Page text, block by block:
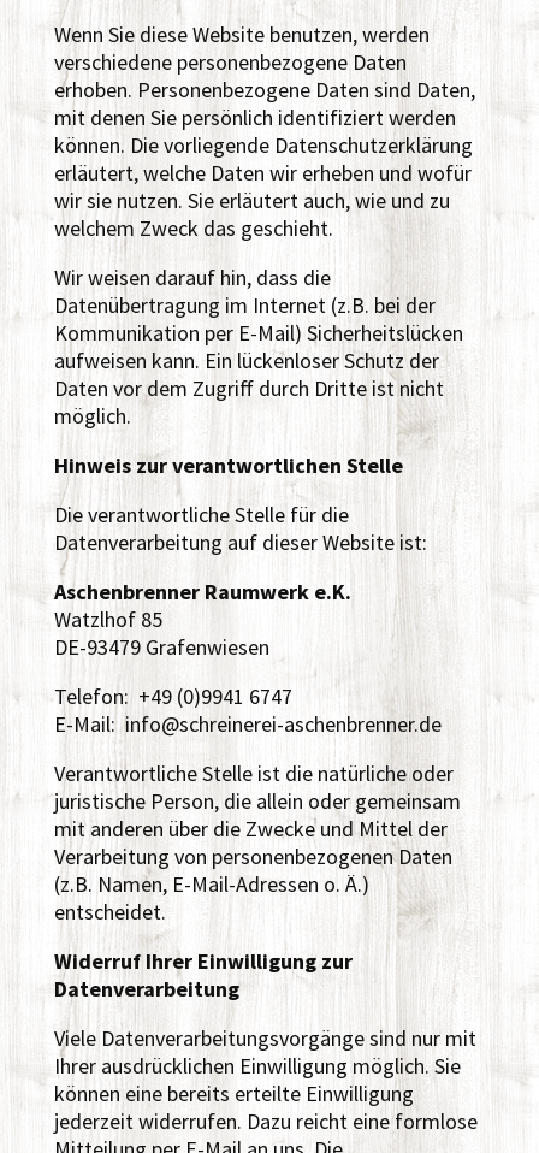
Wenn Sie diese Website benutzen, werden
verschiedene personenbezogene Daten
erhoben. Personenbezogene Daten sind Daten,
mit denen Sie persönlich identifiziert werden
können. Die vorliegende Datenschutzerklärung
erläutert, welche Daten wir erheben und wofür
wir sie nutzen. Sie erläutert auch, wie und zu
welchem Zweck das geschieht.
Wir weisen darauf hin, dass die
Datenübertragung im Internet (z.B. bei der
Kommunikation per E-Mail) Sicherheitslücken
aufweisen kann. Ein lückenloser Schutz der
Daten vor dem Zugriff durch Dritte ist nicht
möglich.
Hinweis zur verantwortlichen Stelle
Die verantwortliche Stelle für die
Datenverarbeitung auf dieser Website ist:
Aschenbrenner Raumwerk e.K.
Watzlhof 85
DE-93479 Grafenwiesen
Telefon: +49 (0)9941 6747
E-Mail: info@schreinerei-aschenbrenner.de
Verantwortliche Stelle ist die natürliche oder
juristische Person, die allein oder gemeinsam
mit anderen über die Zwecke und Mittel der
Verarbeitung von personenbezogenen Daten
(z.B. Namen, E-Mail-Adressen o. Ä.)
entscheidet.
Widerruf Ihrer Einwilligung zur
Datenverarbeitung
Viele Datenverarbeitungsvorgänge sind nur mit
Ihrer ausdrücklichen Einwilligung möglich. Sie
können eine bereits erteilte Einwilligung
jederzeit widerrufen. Dazu reicht eine formlose